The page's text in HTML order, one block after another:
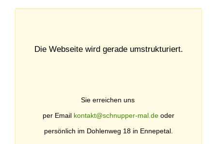
Die Webseite wird gerade umstrukturiert.
Sie erreichen uns
per Email kontakt@schnupper-mal.de oder
persönlich im Dohlenweg 18 in Ennepetal.